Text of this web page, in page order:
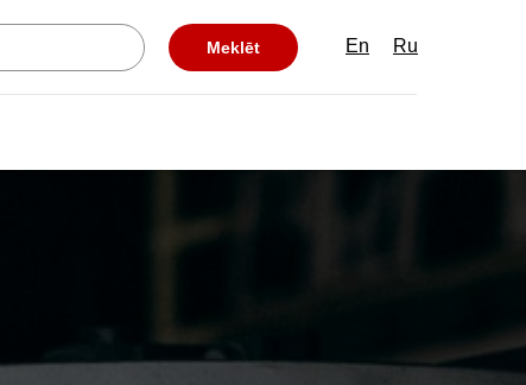
En Ru
Meklēt